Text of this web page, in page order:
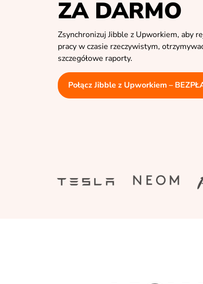
ZA DARMO
Zsynchronizuj Jibble z Upworkiem, aby
pracy w czasie rzeczywistym,
szczegółowe raporty.
Połącz Jibble z Upworkiem –